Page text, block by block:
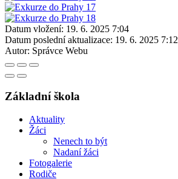
Datum vložení: 19. 6. 2025 7:04
Datum poslední aktualizace: 19. 6. 2025 7:12
Autor: Správce Webu
Základní škola
Aktuality
Žáci
Nenech to být
Nadaní žáci
Fotogalerie
Rodiče